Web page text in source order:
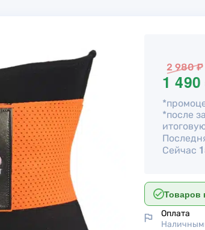
2 980 ₽
1
*после
Сейчас
Товаров
Оплата